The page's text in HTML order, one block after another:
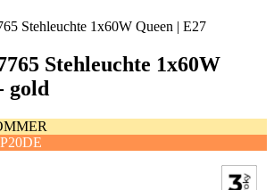
Stehleuchte 1x60W Queen | E27
Stehleuchte 1x60W
gold